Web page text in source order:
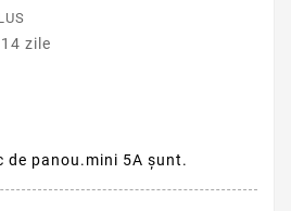
zile
de panou.mini 5A șunt.